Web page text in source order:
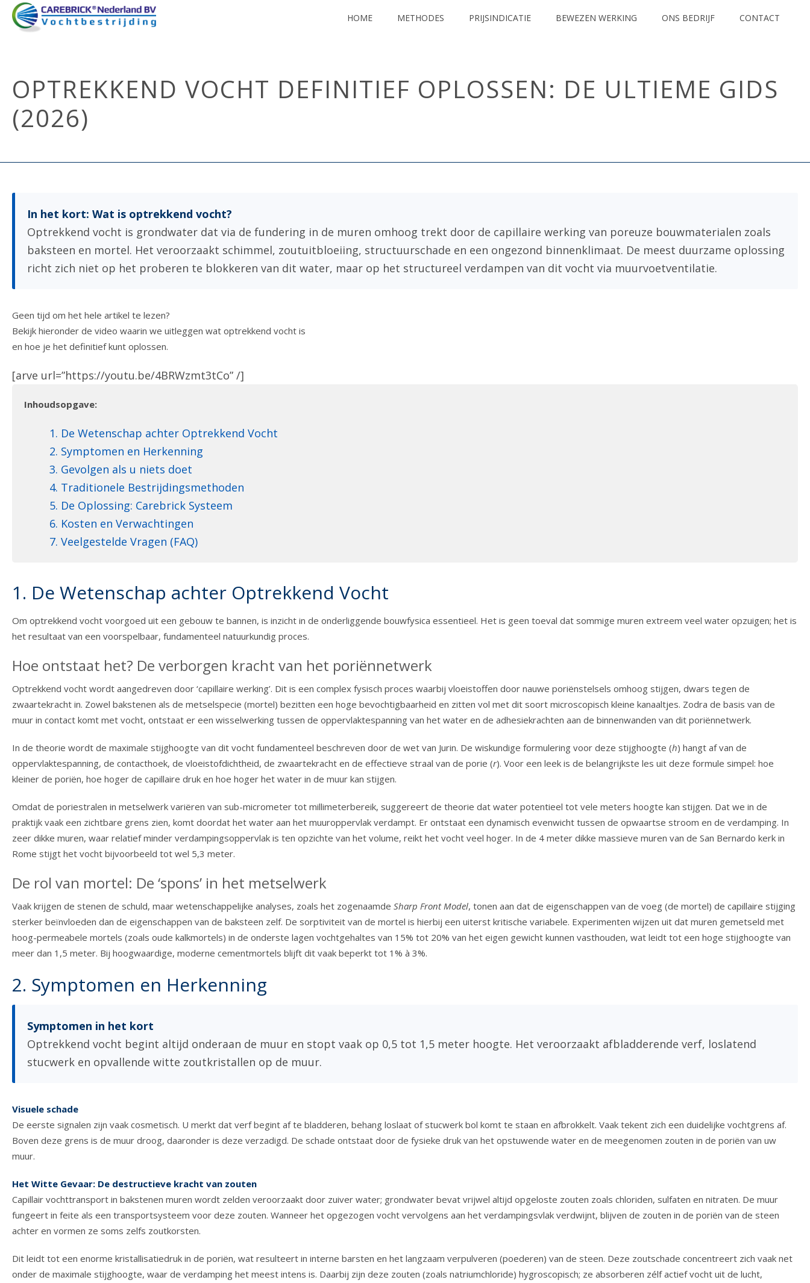
HOME METHODES PRIJSINDICATIE BEWEZEN WERKING ONS BEDRIJF CONTACT
OPTREKKEND VOCHT DEFINITIEF OPLOSSEN: DE ULTIEME GIDS
(2026)
In het kort: Wat is optrekkend vocht?
Optrekkend vocht is grondwater dat via de fundering in de muren omhoog trekt door de capillaire werking van poreuze bouwmaterialen zoals
baksteen en mortel. Het veroorzaakt schimmel, zoutuitbloeiing, structuurschade en een ongezond binnenklimaat. De meest duurzame oplossing
richt zich niet op het proberen te blokkeren van dit water, maar op het structureel verdampen van dit vocht via muurvoetventilatie.
Geen tijd om het hele artikel te lezen?
Bekijk hieronder de video waarin we uitleggen wat optrekkend vocht is
en hoe je het definitief kunt oplossen.
[arve url=”https://youtu.be/4BRWzmt3tCo” /]
Inhoudsopgave:
1. De Wetenschap achter Optrekkend Vocht
2. Symptomen en Herkenning
3. Gevolgen als u niets doet
4. Traditionele Bestrijdingsmethoden
5. De Oplossing: Carebrick Systeem
6. Kosten en Verwachtingen
7. Veelgestelde Vragen (FAQ)
1. De Wetenschap achter Optrekkend Vocht
Om optrekkend vocht voorgoed uit een gebouw te bannen, is inzicht in de onderliggende bouwfysica essentieel. Het is geen toeval dat sommige muren extreem veel water opzuigen; het is
het resultaat van een voorspelbaar, fundamenteel natuurkundig proces.
Hoe ontstaat het? De verborgen kracht van het poriënnetwerk
Optrekkend vocht wordt aangedreven door ‘capillaire werking’. Dit is een complex fysisch proces waarbij vloeistoffen door nauwe poriënstelsels omhoog stijgen, dwars tegen de
zwaartekracht in. Zowel bakstenen als de metselspecie (mortel) bezitten een hoge bevochtigbaarheid en zitten vol met dit soort microscopisch kleine kanaaltjes. Zodra de basis van de
muur in contact komt met vocht, ontstaat er een wisselwerking tussen de oppervlaktespanning van het water en de adhesiekrachten aan de binnenwanden van dit poriënnetwerk.
In de theorie wordt de maximale stijghoogte van dit vocht fundamenteel beschreven door de wet van Jurin. De wiskundige formulering voor deze stijghoogte (h) hangt af van de
oppervlaktespanning, de contacthoek, de vloeistofdichtheid, de zwaartekracht en de effectieve straal van de porie (r). Voor een leek is de belangrijkste les uit deze formule simpel: hoe
kleiner de poriën, hoe hoger de capillaire druk en hoe hoger het water in de muur kan stijgen.
Omdat de poriestralen in metselwerk variëren van sub-micrometer tot millimeterbereik, suggereert de theorie dat water potentieel tot vele meters hoogte kan stijgen. Dat we in de
praktijk vaak een zichtbare grens zien, komt doordat het water aan het muuroppervlak verdampt. Er ontstaat een dynamisch evenwicht tussen de opwaartse stroom en de verdamping. In
zeer dikke muren, waar relatief minder verdampingsoppervlak is ten opzichte van het volume, reikt het vocht veel hoger. In de 4 meter dikke massieve muren van de San Bernardo kerk in
Rome stijgt het vocht bijvoorbeeld tot wel 5,3 meter.
De rol van mortel: De ‘spons’ in het metselwerk
Vaak krijgen de stenen de schuld, maar wetenschappelijke analyses, zoals het zogenaamde Sharp Front Model, tonen aan dat de eigenschappen van de voeg (de mortel) de capillaire stijging
sterker beïnvloeden dan de eigenschappen van de baksteen zelf. De sorptiviteit van de mortel is hierbij een uiterst kritische variabele. Experimenten wijzen uit dat muren gemetseld met
hoog-permeabele mortels (zoals oude kalkmortels) in de onderste lagen vochtgehaltes van 15% tot 20% van het eigen gewicht kunnen vasthouden, wat leidt tot een hoge stijghoogte van
meer dan 1,5 meter. Bij hoogwaardige, moderne cementmortels blijft dit vaak beperkt tot 1% à 3%.
2. Symptomen en Herkenning
Symptomen in het kort
Optrekkend vocht begint altijd onderaan de muur en stopt vaak op 0,5 tot 1,5 meter hoogte. Het veroorzaakt afbladderende verf, loslatend
stucwerk en opvallende witte zoutkristallen op de muur.
Visuele schade
De eerste signalen zijn vaak cosmetisch. U merkt dat verf begint af te bladderen, behang loslaat of stucwerk bol komt te staan en afbrokkelt. Vaak tekent zich een duidelijke vochtgrens af.
Boven deze grens is de muur droog, daaronder is deze verzadigd. De schade ontstaat door de fysieke druk van het opstuwende water en de meegenomen zouten in de poriën van uw
muur.
Het Witte Gevaar: De destructieve kracht van zouten
Capillair vochttransport in bakstenen muren wordt zelden veroorzaakt door zuiver water; grondwater bevat vrijwel altijd opgeloste zouten zoals chloriden, sulfaten en nitraten. De muur
fungeert in feite als een transportsysteem voor deze zouten. Wanneer het opgezogen vocht vervolgens aan het verdampingsvlak verdwijnt, blijven de zouten in de poriën van de steen
achter en vormen ze soms zelfs zoutkorsten.
Dit leidt tot een enorme kristallisatiedruk in de poriën, wat resulteert in interne barsten en het langzaam verpulveren (poederen) van de steen. Deze zoutschade concentreert zich vaak net
onder de maximale stijghoogte, waar de verdamping het meest intens is. Daarbij zijn deze zouten (zoals natriumchloride) hygroscopisch; ze absorberen zélf actief vocht uit de lucht,